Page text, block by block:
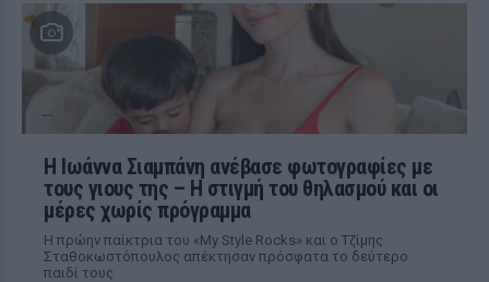
H Ιωάννα Σιαμπάνη ανέβασε φωτογραφίες με
τους γιους της – Η στιγμή του θηλασμού και οι
μέρες χωρίς πρόγραμμα
Η πρώην παίκτρια του «My Style Rocks» και ο Τζίμης
Σταθοκωστόπουλος απέκτησαν πρόσφατα το δεύτερο
παιδί τους